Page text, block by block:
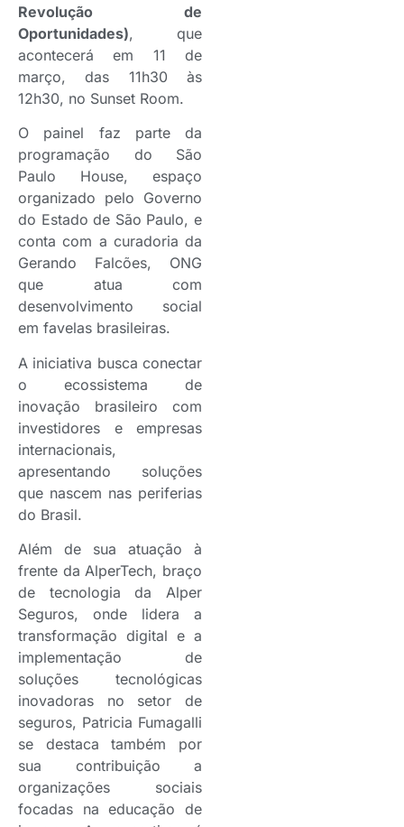
Revolução de
Oportunidades), que
acontecerá em 11 de
março, das 11h30 às
12h30, no Sunset Room.
O painel faz parte da
programação do São
Paulo House, espaço
organizado pelo Governo
do Estado de São Paulo, e
conta com a curadoria da
Gerando Falcões, ONG
que atua com
desenvolvimento social
em favelas brasileiras.
A iniciativa busca conectar
o ecossistema de
inovação brasileiro com
investidores e empresas
internacionais,
apresentando soluções
que nascem nas periferias
do Brasil.
Além de sua atuação à
frente da AlperTech, braço
de tecnologia da Alper
Seguros, onde lidera a
transformação digital e a
implementação de
soluções tecnológicas
inovadoras no setor de
seguros, Patricia Fumagalli
se destaca também por
sua contribuição a
organizações sociais
focadas na educação de